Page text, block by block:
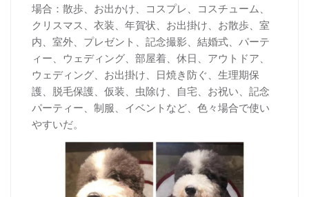
場合：散歩、お出かけ、コスプレ、コスチューム、
クリスマス、衣装、年賀状、お出掛け、お散歩、室
内、室外、プレゼント、記念撮影、結婚式、パーテ
ィー、ウェディング、部屋着、休日、アウトドア、
ウェディング、お出掛け、日焼き防ぐ、生理期保
護、脱毛保護、仮装、虫除け、自宅、お祝い、記念
パーティー、制服、イベントなど、色々場合で使い
やすいだ。